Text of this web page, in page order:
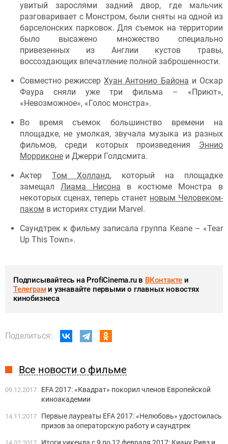
увитый зарослями задний двор, где мальчик
разговаривает с Монстром, были сняты на одной из
барселонских парковок. Для съемок на территории
было высажено множество специально
привезенных из Англии кустов травы,
воссоздающих впечатление полной заброшенности.
Совместно режиссерХуан Антонио Байона и Оскар
Фаура сняли уже три фильма – «Приют»,
«Невозможное», «Голос монстра».
Во время съемок большинство времени на
площадке, не умолкая, звучала музыка из разных
фильмов, среди которых произведения Эннио
Морриконеи Джерри Голдсмита.
Актер Том Холланд, который на площадке
замещалЛиама Нисона в костюме Монстра в
некоторых сценах, теперь станет новым Человеком-
паком в историях студии Marvel.
Саундтрек к фильму записала группа Keane – «Tear
Up This Town».
Подписывайтесь на ProfiCinema.ru в ВКонтакте и
Телеграми узнавайте первыми о главных новостях
кинобизнеса
Поделиться:
Все новости о фильме
09.12.2017
EFA 2017: «Квадрат» покорил членов Европейской
киноакадемии
14.11.2017
Первые лауреаты EFA 2017: «Нелюбовь» удостоилась
призов за операторскую работу и саундтрек